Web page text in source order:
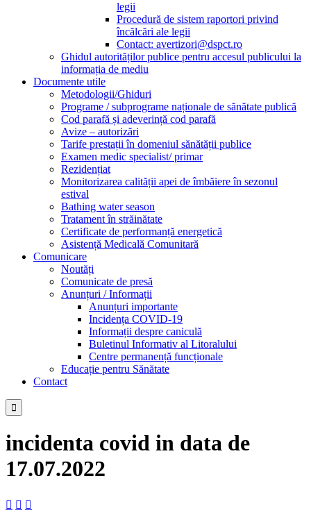
legii
Procedură de sistem raportori privind
încălcări ale legii
Contact: avertizori@dspct.ro
Ghidul autorităților publice pentru accesul publicului la
informația de mediu
Documente utile
Metodologii/Ghiduri
Programe / subprograme naționale de sănătate publică
Cod parafă și adeverință cod parafă
Avize – autorizări
Tarife prestații în domeniul sănătății publice
Examen medic specialist/ primar
Rezidențiat
Monitorizarea calității apei de îmbăiere în sezonul
estival
Bathing water season
Tratament în străinătate
Certificate de performanță energetică
Asistență Medicală Comunitară
Comunicare
Noutăți
Comunicate de presă
Anunțuri / Informații
Anunțuri importante
Incidența COVID-19
Informații despre caniculă
Buletinul Informativ al Litoralului
Centre permanență funcționale
Educație pentru Sănătate
Contact

incidenta covid in data de
17.07.2022
  